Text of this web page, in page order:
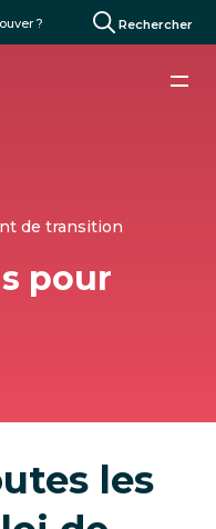
?
Menu
du
Rechercher
de transition
pour
les